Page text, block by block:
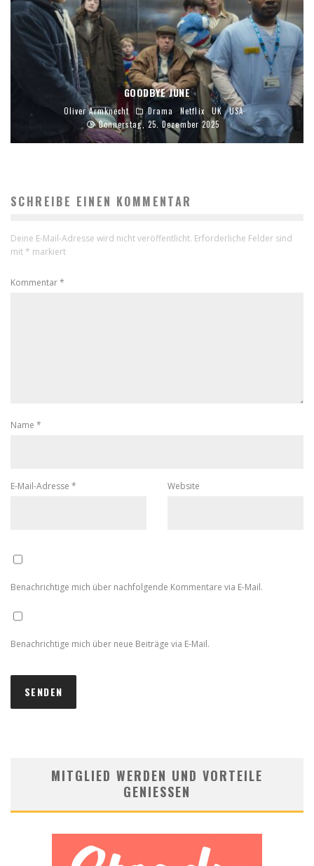
GOODBYE JUNE
Oliver Armknecht Drama Netflix UK
USA
Donnerstag, 25. Dezember 2025
SCHREIBE EINEN KOMMENTAR
Deine E-Mail-Adresse wird nicht veröffentlicht. Erforderliche Felder sind
mit * markiert
Kommentar*
Name *
E-Mail-Adresse * Website
Benachrichtige mich über nachfolgende Kommentare via E-Mail.
Benachrichtige mich über neue Beiträge via E-Mail.
MITGLIED WERDEN UND VORTEILE
GENIESSEN